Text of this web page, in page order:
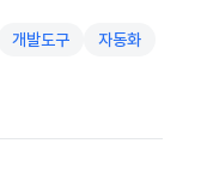
개발도구 자동화